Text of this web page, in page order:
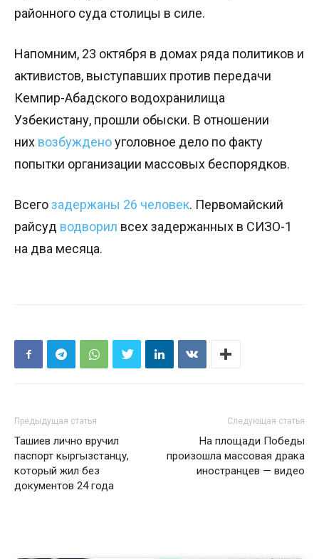
районного суда столицы в силе.
Напомним, 23 октября в домах ряда политиков и
активистов, выступавших против передачи
Кемпир-Абадского водохранилища
Узбекистану, прошли обыски. В отношении
них возбужденоуголовное дело по факту
попытки организации массовых беспорядков.
Всегозадержаны 26 человек. Первомайский
райсуд водворил всех задержанных в СИЗО-1
на два месяца.
Предыдущая статья
Ташиев лично вручил
паспорт кыргызстанцу,
который жил без
документов 24 года
Следующая статья
На площади Победы
произошла массовая драка
иностранцев — видео